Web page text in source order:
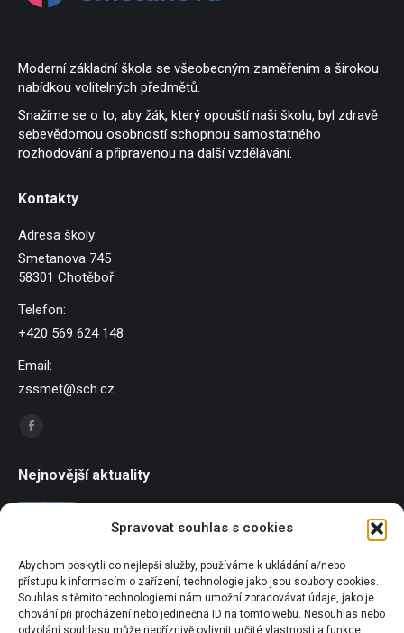
Spravovat souhlas s cookies
Abychom poskytli co nejlepší služby, používáme k ukládání a/nebo
přístupu k informacím o zařízení, technologie jako jsou soubory cookies.
Souhlas s těmito technologiemi nám umožní zpracovávat údaje, jako je
chování při procházení nebo jedinečná ID na tomto webu. Nesouhlas nebo
odvolání souhlasu může nepříznivě ovlivnit určité vlastnosti a funkce.
Moderní základní škola se všeobecným zaměřením a širokou
nabídkou volitelných předmětů.
Snažíme se o to, aby žák, který opouští naši školu, byl zdravě
sebevědomou osobností schopnou samostatného
rozhodování a připravenou na další vzdělávání.
Kontakty
Adresa školy:
Smetanova 745
58301 Chotěboř
Telefon:
+420 569 624 148
Email:
zssmet@sch.cz
Find us on:
opens
in
Nejnovější aktuality
21/06/2026
Sportování u Pilské nádrže
18/06/2026